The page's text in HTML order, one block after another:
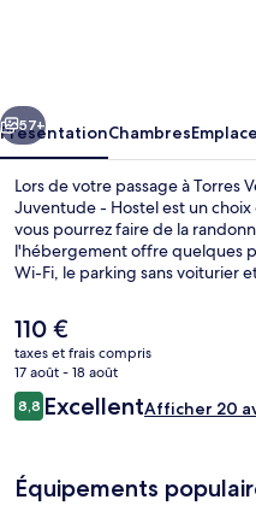
Pousada
de
Juventude
Hostel
Suivant
57+
PrésentationChambres
Lors de votre passage à Torres
Juventude - Hostel est un
vous pourrez faire de la
l'hébergement offre quelques
Wi-Fi, le parking sans voiturier
par cet hébergement : une
Le
prix
actuel
est
de
110 €
taxes et frais compris
17 août - 18 août
Avis
voyageurs
8,88,8 sur 10
ExcellentAfficher 20
Équipements